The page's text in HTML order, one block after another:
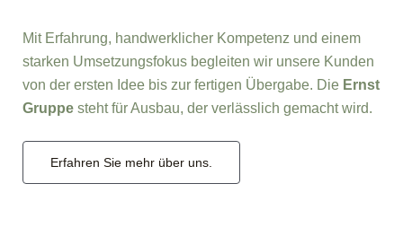
Mit Erfahrung, handwerklicher Kompetenz und einem
starken Umsetzungsfokus begleiten wir unsere Kunden
von der ersten Idee bis zur fertigen Übergabe. Die Ernst
Gruppe steht für Ausbau, der verlässlich gemacht wird.
Erfahren Sie mehr über uns.